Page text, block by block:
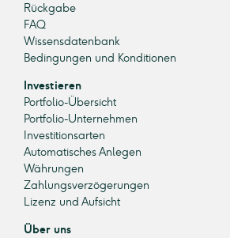
Rückgabe
FAQ
Wissensdatenbank
Bedingungen und Konditionen
Investieren
Portfolio-Übersicht
Portfolio-Unternehmen
Investitionsarten
Automatisches Anlegen
Währungen
Zahlungsverzögerungen
Lizenz und Aufsicht
Über uns